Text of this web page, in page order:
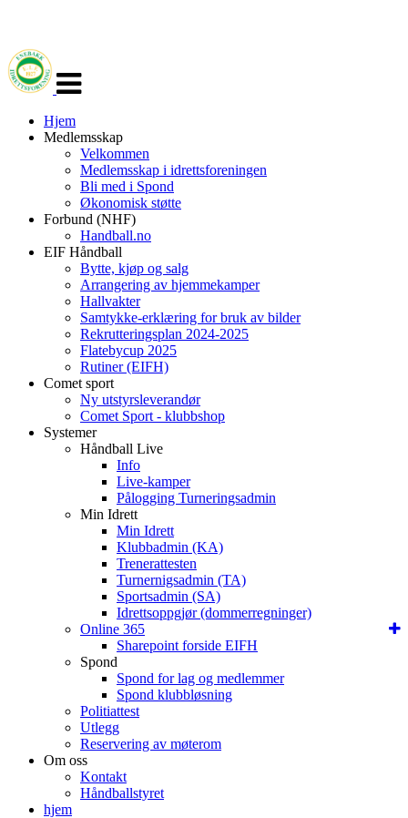
navigasjon
Hjem
Medlemsskap
Velkommen
Medlemsskap i idrettsforeningen
Bli med i Spond
Økonomisk støtte
Forbund (NHF)
Handball.no
EIF Håndball
Bytte, kjøp og salg
Arrangering av hjemmekamper
Hallvakter
Samtykke-erklæring for bruk av bilder
Rekrutteringsplan 2024-2025
Flatebycup 2025
Rutiner (EIFH)
Comet sport
Ny utstyrsleverandør
Comet Sport - klubbshop
Systemer
Håndball Live
Info
Live-kamper
Pålogging Turneringsadmin
Min Idrett
Min Idrett
Klubbadmin (KA)
Trenerattesten
Turnernigsadmin (TA)
Sportsadmin (SA)
Idrettsoppgjør (dommerregninger)
Online 365
Sharepoint forside EIFH
Spond
Spond for lag og medlemmer
Spond klubbløsning
Politiattest
Utlegg
Reservering av møterom
Om oss
Kontakt
Håndballstyret
hjem